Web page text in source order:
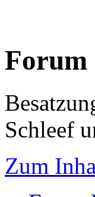
Forum
Schleef
Zum